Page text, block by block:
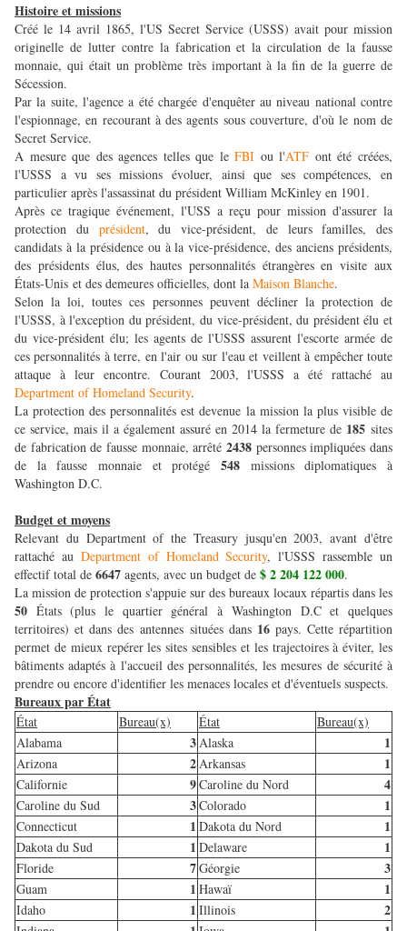
Histoire et missions
Créé le 14 avril 1865, l'US Secret Service (USSS) avait pour mission
originelle de lutter contre la fabrication et la circulation de la fausse
monnaie, qui était un problème très important à la fin de la guerre de
Sécession.
Par la suite, l'agence a été chargée d'enquêter au niveau national contre
l'espionnage, en recourant à des agents sous couverture, d'où le nom de
Secret Service.
A mesure que des agences telles que leFBI ou l'ATF ont été créées,
l'USSS a vu ses missions évoluer, ainsi que ses compétences, en
particulier après l'assassinat du président William McKinley en 1901.
Après ce tragique événement, l'USS a reçu pour mission d'assurer la
protection du président, du vice-président, de leurs familles, des
candidats à la présidence ou à la vice-présidence, des anciens présidents,
des présidents élus, des hautes personnalités étrangères en visite aux
États-Unis et des demeures officielles, dont la Maison Blanche.
Selon la loi, toutes ces personnes peuvent décliner la protection de
l'USSS, à l'exception du président, du vice-président, du président élu et
du vice-président élu; les agents de l'USSS assurent l'escorte armée de
ces personnalités à terre, en l'air ou sur l'eau et veillent à empêcher toute
attaque à leur encontre. Courant 2003, l'USSS a été rattaché au
Department of Homeland Security.
La protection des personnalités est devenue la mission la plus visible de
ce service, mais il a également assuré en 2014 la fermeture de 185 sites
de fabrication de fausse monnaie, arrêté 2438 personnes impliquées dans
de la fausse monnaie et protégé 548 missions diplomatiques à
Washington D.C.
Budget et moyens
Relevant du Department of the Treasury jusqu'en 2003, avant d'être
rattaché au Department of Homeland Security, l'USSS rassemble un
effectif total de 6647 agents, avec un budget de $ 2 204 122 000.
La mission de protection s'appuie sur des bureaux locaux répartis dans les
50 États (plus le quartier général à Washington D.C et quelques
territoires) et dans des antennes situées dans 16pays. Cette répartition
permet de mieux repérer les sites sensibles et les trajectoires à éviter, les
bâtiments adaptés à l'accueil des personnalités, les mesures de sécurité à
prendre ou encore d'identifier les menaces locales et d'éventuels suspects.
Bureaux par État
État Bureau(x) État
Bureau(x)
Alabama
3Alaska 1
Arizona 2Arkansas 1
Californie 9Caroline du Nord 4
Caroline du Sud 3Colorado 1
Connecticut 1 Dakota du Nord 1
Dakota du Sud 1 Delaware 1
Floride 7Géorgie 3
Guam 1 Hawaï 1
Idaho 1 Illinois 2